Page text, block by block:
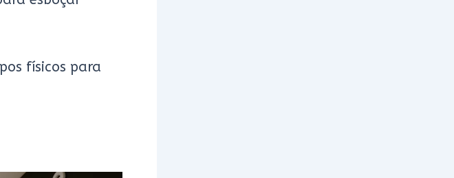
físicos para